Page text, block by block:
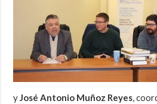
yJosé Antonio Muñoz Reyes,